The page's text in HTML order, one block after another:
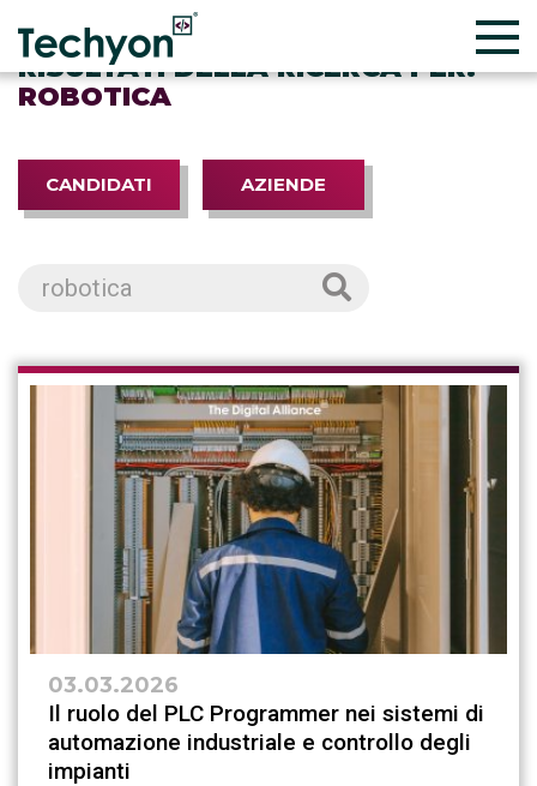
RISULTATI DELLA RICERCA PER:
ROBOTICA
CANDIDATI AZIENDE
03.03.2026
Il ruolo del PLC Programmer nei sistemi di
automazione industriale e controllo degli
impianti